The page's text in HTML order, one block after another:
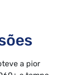
a pior